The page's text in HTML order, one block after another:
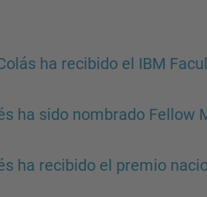
ha recibido el IBM
ha sido nombrado Fellow
ha recibido el premio